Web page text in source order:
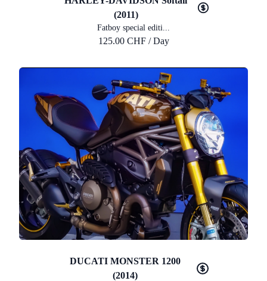
(2011)
Fatboy special editi...
125.00 CHF / Day
DUCATI MONSTER 1200
(2014)